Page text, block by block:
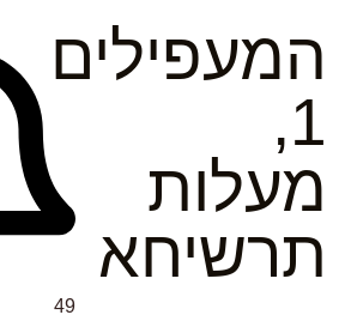
המעפילים
1,
מעלות
תרשיחא
49